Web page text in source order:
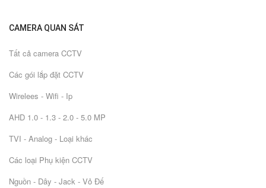
CAMERA QUAN SÁT
Tất cả camera CCTV
Các gói lắp đặt CCTV
Wirelees - Wifi - Ip
AHD 1.0 - 1.3 - 2.0 - 5.0 MP
TVI - Analog - Loại khác
Các loại Phụ kiện CCTV
Nguồn - Dây - Jack - Vỏ Đế